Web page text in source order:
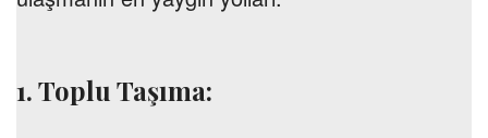
1. Toplu Taşıma: